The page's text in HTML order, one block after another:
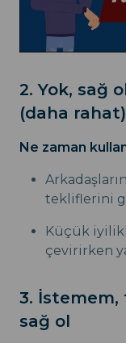
2. Yok, sağ
(daha rahat)
Ne zaman
tekliflerini
Küçük
çevirirken
3. İstemem,
sağ ol